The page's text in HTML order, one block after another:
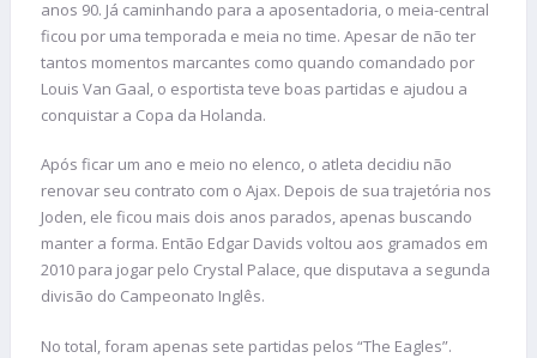
anos 90. Já caminhando para a aposentadoria, o meia-central
ficou por uma temporada e meia no time. Apesar de não ter
tantos momentos marcantes como quando comandado por
Louis Van Gaal, o esportista teve boas partidas e ajudou a
conquistar a Copa da Holanda.
Após ficar um ano e meio no elenco, o atleta decidiu não
renovar seu contrato com o Ajax. Depois de sua trajetória nos
Joden, ele ficou mais dois anos parados, apenas buscando
manter a forma. Então Edgar Davids voltou aos gramados em
2010 para jogar pelo Crystal Palace, que disputava a segunda
divisão do Campeonato Inglês.
No total, foram apenas sete partidas pelos “The Eagles”.